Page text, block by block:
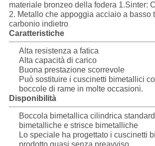
materiale bronzeo della fodera 1.Sinter:
2. Metallo che appoggia acciaio a basso
carbonio indietro
Caratteristiche
Alta resistenza a fatica
Alta capacità di carico
Buona prestazione scorrevole
Può sostituire i cuscinetti bimetallici
boccole di rame in molte occasioni.
Disponibilità
Boccola bimetallica cilindrica
bimetalliche e strisce bimetalliche
Lo speciale ha progettato i cuscinetti